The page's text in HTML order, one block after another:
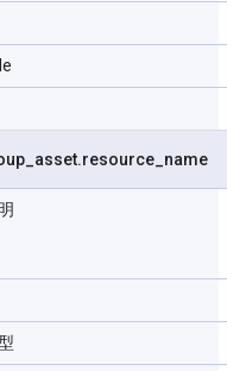
asset.resource name